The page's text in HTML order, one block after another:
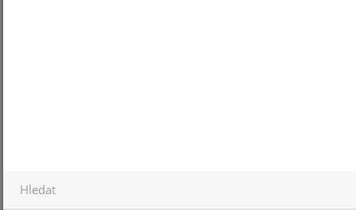
nabízí nastavení odporů na různé hodnoty, což